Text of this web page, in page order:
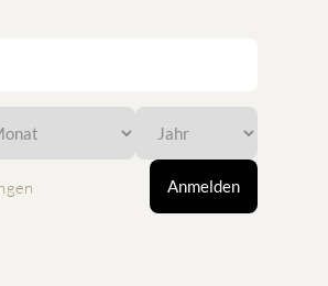
Anmelden